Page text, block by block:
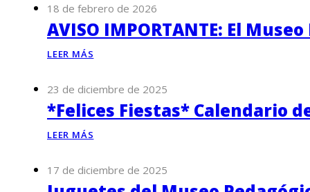
18 de febrero de 2026
AVISO IMPORTANTE: El
LEER MÁS
23 de diciembre de 2025
*Felices Fiestas* Calendario
LEER MÁS
17 de diciembre de 2025